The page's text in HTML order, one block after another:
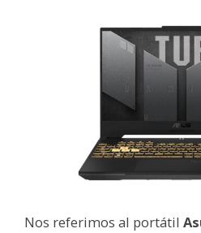
Nos referimos al portátil